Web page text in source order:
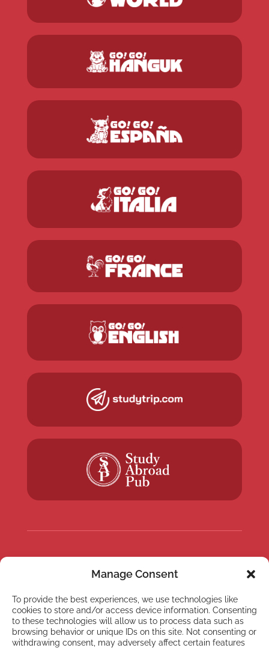
Manage Consent
To provide the best experiences, we use technologies like
cookies to store and/or access device information. Consenting
to these technologies will allow us to process data such as
browsing behavior or unique IDs on this site. Not consenting or
withdrawing consent, may adversely affect certain features
Inscreva-se em nossa
newsletter